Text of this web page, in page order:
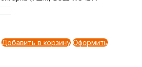
Добавить в корзину Оформить